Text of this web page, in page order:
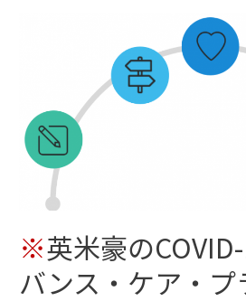
※英米豪の
バンス・ケア・